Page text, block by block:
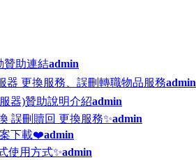
贊助連結admin
器 更換服務、誤刪轉職物品服務admin
器)贊助說明介紹admin
誤刪贖回 更換服務✨admin
下載❤️admin
使用方式✨admin